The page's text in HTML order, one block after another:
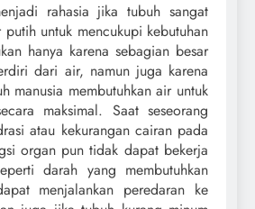
rahasia jika tubuh sangat
putih untuk mencukupi kebutuhan
hanya karena sebagian besar
dari air, namun juga karena
manusia membutuhkan air untuk
maksimal. Saat seseorang
atau kekurangan cairan pada
organ pun tidak dapat bekerja
darah yang membutuhkan
menjalankan peredaran ke